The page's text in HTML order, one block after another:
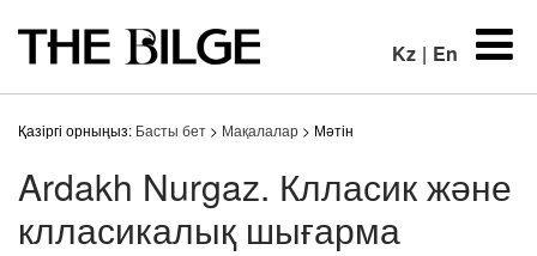
Kz | En
Қазіргі орныңыз: Басты бет > Мақалалар > Мәтін
Ardakh Nurgaz. Клласик және
клласикалық шығарма